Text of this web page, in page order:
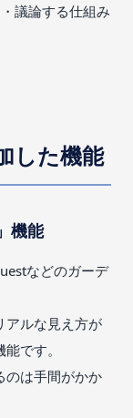
議論する仕組み
した機能
機能
などのガーデ
アルな見え方が
です。
のは手間がかか